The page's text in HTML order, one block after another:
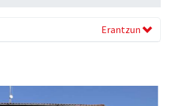
Erantzun